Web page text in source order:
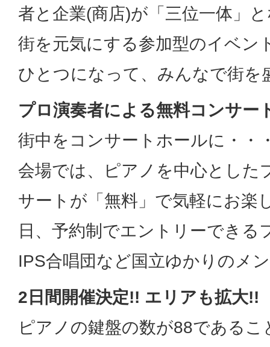
者と企業(商店)が「三位一体」
街を元気にする参加型のイベン
ひとつになって、みんなで街を
プロ演奏者による無料コンサー
街中をコンサートホールに・・
会場では、ピアノを中心とした
サートが「無料」で気軽にお楽
日、予約制でエントリーできる
IPS合唱団など国立ゆかりのメ
2日間開催決定!! エリアも拡大!!
ピアノの鍵盤の数が88である